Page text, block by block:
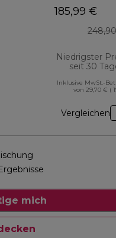
185,99 €
Niedrigster
seit 30
Inklusive MwSt.-
von 29,70 € (
Vergleichen
mich